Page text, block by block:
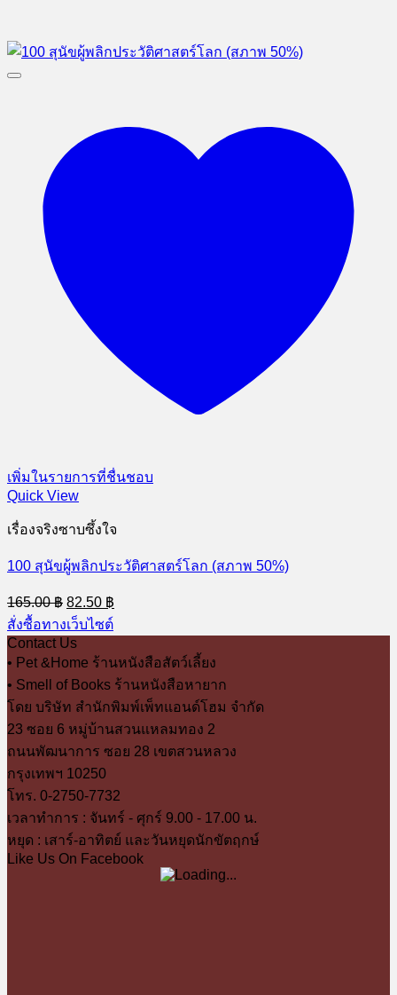
เพิ่มในรายการที่ชื่นชอบ
Quick View
เรื่องจริงซาบซึ้งใจ
100 สุนัขผู้พลิกประวัติศาสตร์โลก (สภาพ 50%)
165.00฿ Original
price
was:
165.00 ฿.
82.50 ฿
price
สั่งซื้อทางเว็บไซต์
Contact Us
• Pet &Home ร้านหนังสือสัตว์เลี้ยง
• Smell of Books ร้านหนังสือหายาก
โดย บริษัท สำนักพิมพ์เพ็ทแอนด์โฮม จำกัด
23 ซอย 6 หมู่บ้านสวนแหลมทอง 2
ถนนพัฒนาการ ซอย 28 เขตสวนหลวง
กรุงเทพฯ 10250
โทร. 0-2750-7732
เวลาทำการ : จันทร์ - ศุกร์ 9.00 - 17.00 น.
หยุด : เสาร์-อาทิตย์ และวันหยุดนักขัตฤกษ์
Like Us On Facebook